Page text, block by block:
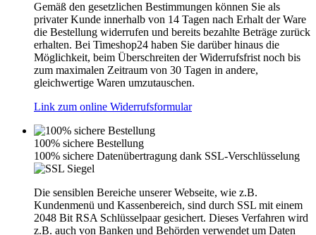
Gemäß den gesetzlichen Bestimmungen können Sie als
privater Kunde innerhalb von 14 Tagen nach Erhalt der Ware
die Bestellung widerrufen und bereits bezahlte Beträge zurück
erhalten. Bei Timeshop24 haben Sie darüber hinaus die
Möglichkeit, beim Überschreiten der Widerrufsfrist noch bis
zum maximalen Zeitraum von 30 Tagen in andere,
gleichwertige Waren umzutauschen.
Link zum online Widerrufsformular
100% sichere Bestellung
100% sichere Datenübertragung dank SSL-Verschlüsselung
Die sensiblen Bereiche unserer Webseite, wie z.B.
Kundenmenü und Kassenbereich, sind durch SSL mit einem
2048 Bit RSA Schlüsselpaar gesichert. Dieses Verfahren wird
z.B. auch von Banken und Behörden verwendet um Daten